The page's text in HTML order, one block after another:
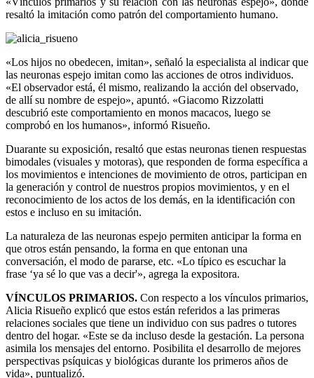
resaltó la imitación como patrón del comportamiento humano.
«Los hijos no obedecen, imitan», señaló la especialista al indicar que
las neuronas espejo imitan como las acciones de otros individuos.
«El observador está, él mismo, realizando la acción del observado,
de allí su nombre de espejo», apuntó. «Giacomo Rizzolatti
descubrió este comportamiento en monos macacos, luego se
comprobó en los humanos», informó Risueño.
Duarante su exposición, resaltó que estas neuronas tienen respuestas
bimodales (visuales y motoras), que responden de forma específica a
los movimientos e intenciones de movimiento de otros, participan en
la generación y control de nuestros propios movimientos, y en el
reconocimiento de los actos de los demás, en la identificación con
estos e incluso en su imitación.
La naturaleza de las neuronas espejo permiten anticipar la forma en
que otros están pensando, la forma en que entonan una
conversación, el modo de pararse, etc. «Lo típico es escuchar la
frase ‘ya sé lo que vas a decir'», agrega la expositora.
VÍNCULOS PRIMARIOS. Con respecto a los vínculos primarios,
Alicia Risueño explicó que estos están referidos a las primeras
relaciones sociales que tiene un individuo con sus padres o tutores
dentro del hogar. «Este se da incluso desde la gestación. La persona
asimila los mensajes del entorno. Posibilita el desarrollo de mejores
perspectivas psíquicas y biológicas durante los primeros años de
vida», puntualizó.